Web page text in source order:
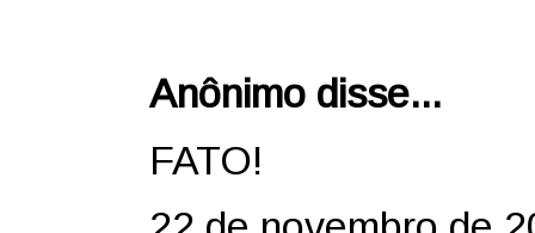
Anônimo disse...
FATO!